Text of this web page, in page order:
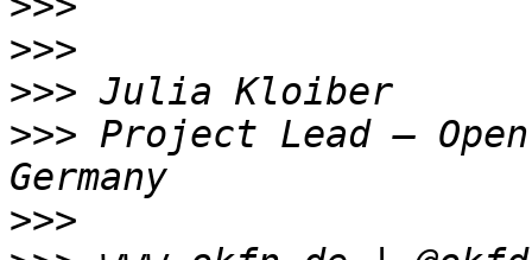
>>>
>>>
>>> Project Lead –
>>>